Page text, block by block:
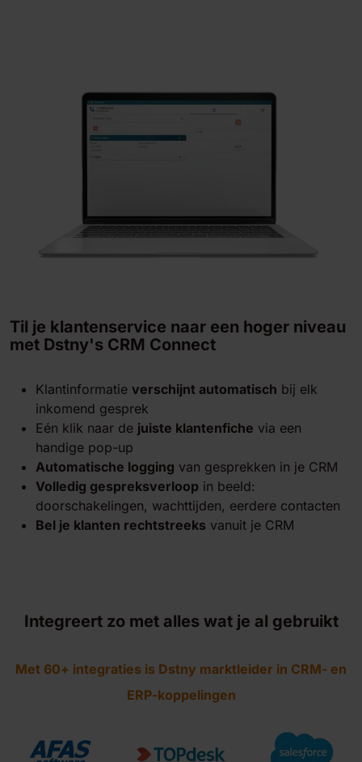
Til je klantenservice naar een hoger niveau
met Dstny's CRM Connect
Klantinformatie verschijnt automatisch bij elk
inkomend gesprek
Eén klik naar de juiste klantenfiche via een
handige pop-up
Automatische logging van gesprekken in je CRM
Volledig gespreksverloop in beeld:
doorschakelingen, wachttijden, eerdere contacten
Bel je klanten rechtstreeks vanuit je CRM
Integreert zo met alles wat je al gebruikt
Met 60+ integraties is Dstny marktleider in CRM- en
ERP-koppelingen